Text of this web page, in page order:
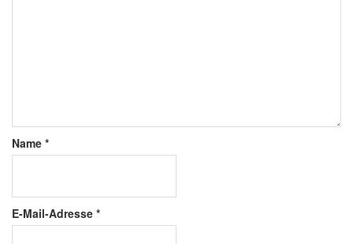
Name *
E-Mail-Adresse *